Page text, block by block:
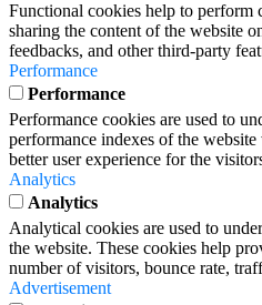
Functional cookies help to perform
sharing the content of the website
feedbacks, and other third-party
Performance
Performance
Performance cookies are used to
performance indexes of the
better user experience for the
Analytics
Analytics
Analytical cookies are used to
the website. These cookies help
number of visitors, bounce rate,
Advertisement